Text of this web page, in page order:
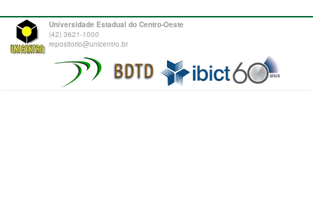
Universidade Estadual do Centro-Oeste
(42) 3621-1000
repositorio@unicentro.br